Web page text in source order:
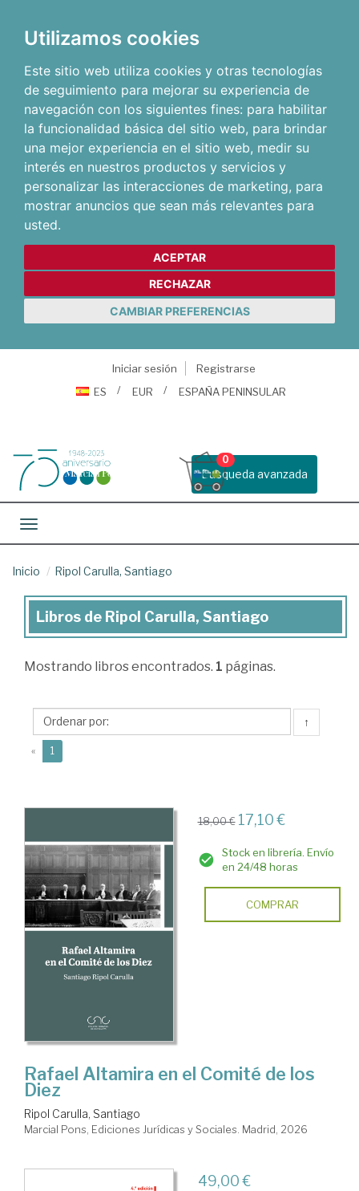
Utilizamos cookies
Este sitio web utiliza cookies y otras tecnologías
de seguimiento para mejorar su experiencia de
navegación con los siguientes fines: para habilitar
la funcionalidad básica del sitio web, para brindar
una mejor experiencia en el sitio web, medir su
interés en nuestros productos y servicios y
personalizar las interacciones de marketing, para
mostrar anuncios que sean más relevantes para
usted.
ACEPTAR
RECHAZAR
CAMBIAR PREFERENCIAS
Iniciar sesión
Registrarse
ES
EUR ESPAÑA PENINSULAR
Busqueda avanzada
0
Toggle navigation
Inicio Ripol Carulla, Santiago
Libros
Ripol
Santiago
Libros de Ripol Carulla, Santiago
Mostrando libros encontrados. 1 páginas.
↑
« 1
18,00 € 17,10 €
Stock en librería. Envío
en 24/48 horas
COMPRAR
Rafael Altamira en el Comité de los
Diez
Ripol Carulla, Santiago
Marcial Pons, Ediciones Jurídicas y Sociales. Madrid, 2026
49,00 €